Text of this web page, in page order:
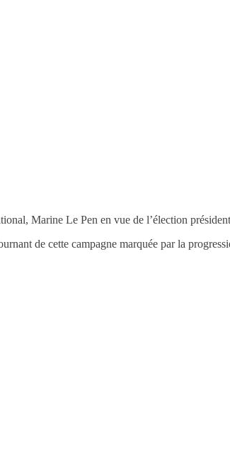
Marine Le Pen en vue de l’élection
de cette campagne marquée par la